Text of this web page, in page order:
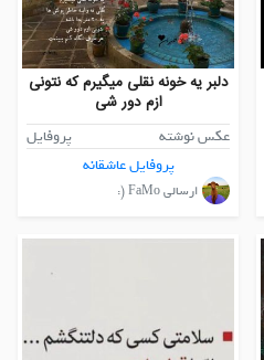
دلبر یه خونه نقلی میگیرم که نتونی
ازم دور شی
عکس نوشته
پروفایل
پروفایل عاشقانه
ارسالی FaMo (: